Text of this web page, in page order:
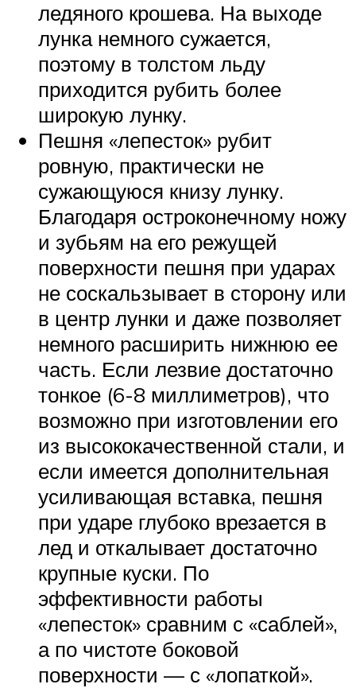
ледяного крошева. На выходе
лунка немного сужается,
поэтому в толстом льду
приходится рубить более
широкую лунку.
Пешня «лепесток» рубит
ровную, практически не
сужающуюся книзу лунку.
Благодаря остроконечному ножу
и зубьям на его режущей
поверхности пешня при ударах
не соскальзывает в сторону или
в центр лунки и даже позволяет
немного расширить нижнюю ее
часть. Если лезвие достаточно
тонкое (6-8 миллиметров), что
возможно при изготовлении его
из высококачественной стали, и
если имеется дополнительная
усиливающая вставка, пешня
при ударе глубоко врезается в
лед и откалывает достаточно
крупные куски. По
эффективности работы
«лепесток» сравним с «саблей»,
а по чистоте боковой
поверхности — с «лопаткой».